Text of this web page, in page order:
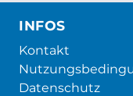
INFOS
Kontakt
Datenschutz